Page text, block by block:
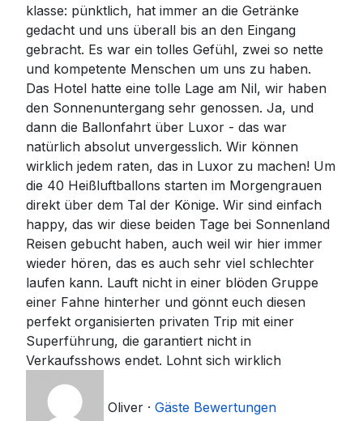
klasse: pünktlich, hat immer an die Getränke
gedacht und uns überall bis an den Eingang
gebracht. Es war ein tolles Gefühl, zwei so nette
und kompetente Menschen um uns zu haben.
Das Hotel hatte eine tolle Lage am Nil, wir haben
den Sonnenuntergang sehr genossen. Ja, und
dann die Ballonfahrt über Luxor - das war
natürlich absolut unvergesslich. Wir können
wirklich jedem raten, das in Luxor zu machen! Um
die 40 Heißluftballons starten im Morgengrauen
direkt über dem Tal der Könige. Wir sind einfach
happy, das wir diese beiden Tage bei Sonnenland
Reisen gebucht haben, auch weil wir hier immer
wieder hören, das es auch sehr viel schlechter
laufen kann. Lauft nicht in einer blöden Gruppe
einer Fahne hinterher und gönnt euch diesen
perfekt organisierten privaten Trip mit einer
Superführung, die garantiert nicht in
Verkaufsshows endet. Lohnt sich wirklich
Oliver · Gäste Bewertungen